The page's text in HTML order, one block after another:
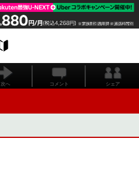
次へ コメント シェア